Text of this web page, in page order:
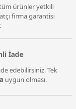
ürünler yetkili
firma garantisi
İade
edebilirsiniz. Tek
uygun olması.